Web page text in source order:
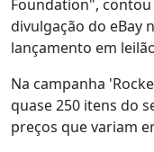
Foundation",
divulgação do eBay
lançamento em
Na campanha
quase 250 itens do
preços que variam